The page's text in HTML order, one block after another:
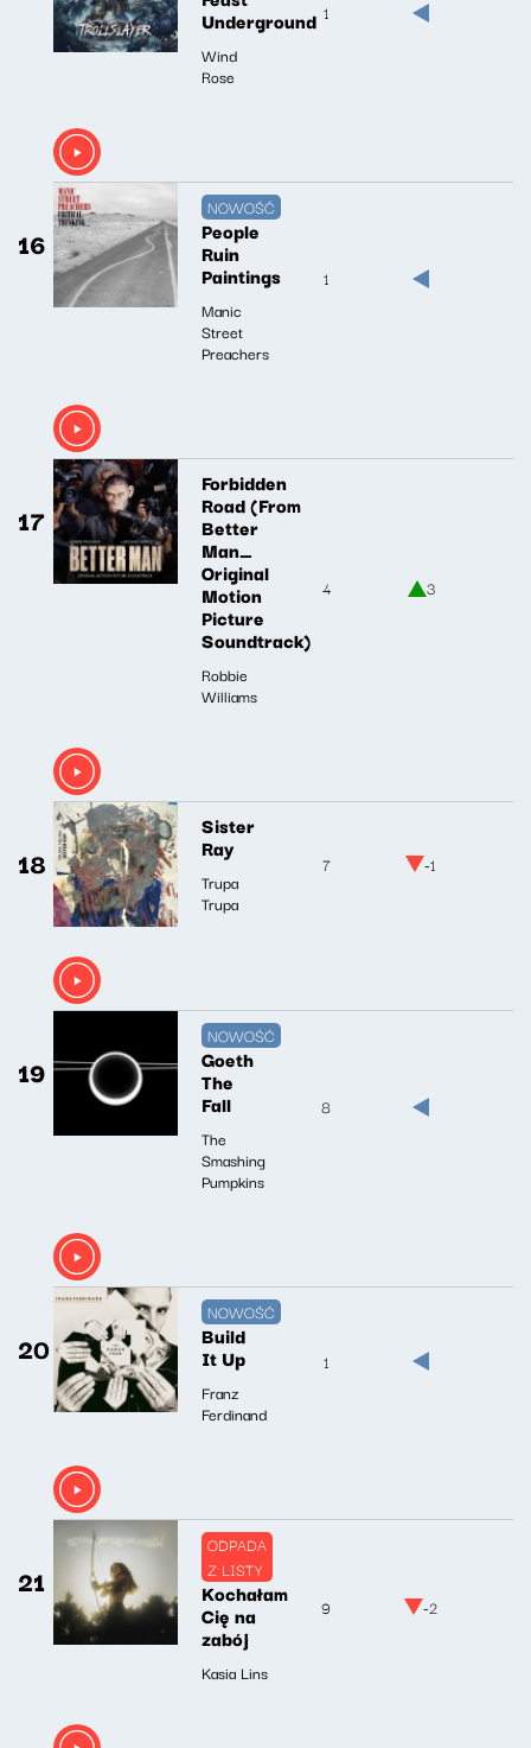
Underground
Wind
Rose
1
16
NOWOŚĆ
People
Ruin
Paintings
Manic
Street
Preachers
1
17
Forbidden
Road (From
Better
Man_
Original
Motion
Picture
Soundtrack)
Robbie
Williams
4 3
18
Sister
Ray
Trupa
Trupa
7 -1
19
NOWOŚĆ
Goeth
The
Fall
The
Smashing
Pumpkins
8
20
NOWOŚĆ
Build
It Up
Franz
Ferdinand
1
21
ODPADA
Z LISTY
Kochałam
Cię na
zabój
Kasia Lins
9 -2